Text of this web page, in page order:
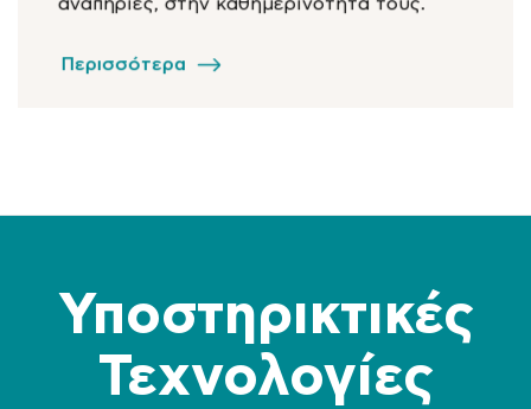
Περισσότερα
Υποστηρικτικές
Τεχνολογίες